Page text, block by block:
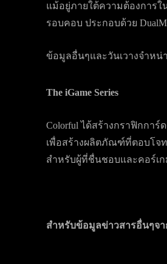
แม้อยู่ภายใต้ความต้องการใ
รอบคอบ ประกอบด้วย
ข้อมูลอื่นๆและวันเวางจำหน่
The iGame Series
Colorful ได้สร้างกราฟิกกา
เพื่อสร้างผลิตภัณฑ์ที่ตอบโจ
สำหรับผู้ที่ชื่นชอบและคอร์เก
สำหรับข้อมูลข่าวสารอื่นๆจา